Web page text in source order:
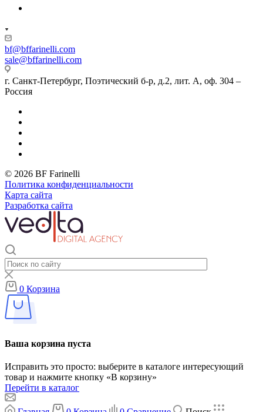
bf@bffarinelli.com
sale@bffarinelli.com
г. Санкт-Петербург, Поэтический б-р, д.2, лит. А, оф. 304 –
Россия
© 2026 BF Farinelli
Политика конфиденциальности
Карта сайта
Разработка сайта
0 Корзина
Ваша корзина пуста
Исправить это просто: выберите в каталоге интересующий
товар и нажмите кнопку «В корзину»
Перейти в каталог